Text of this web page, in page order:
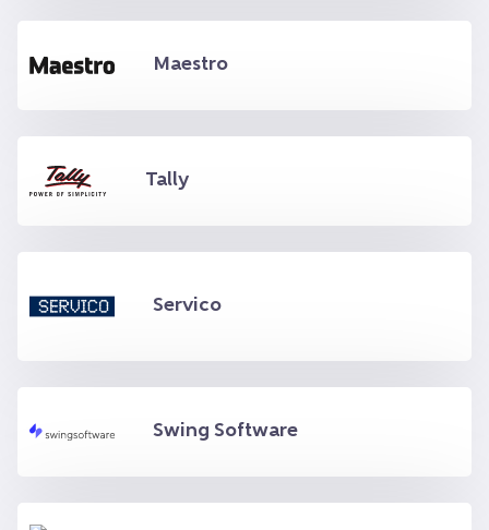
Maestro
Tally
Servico
Swing Software